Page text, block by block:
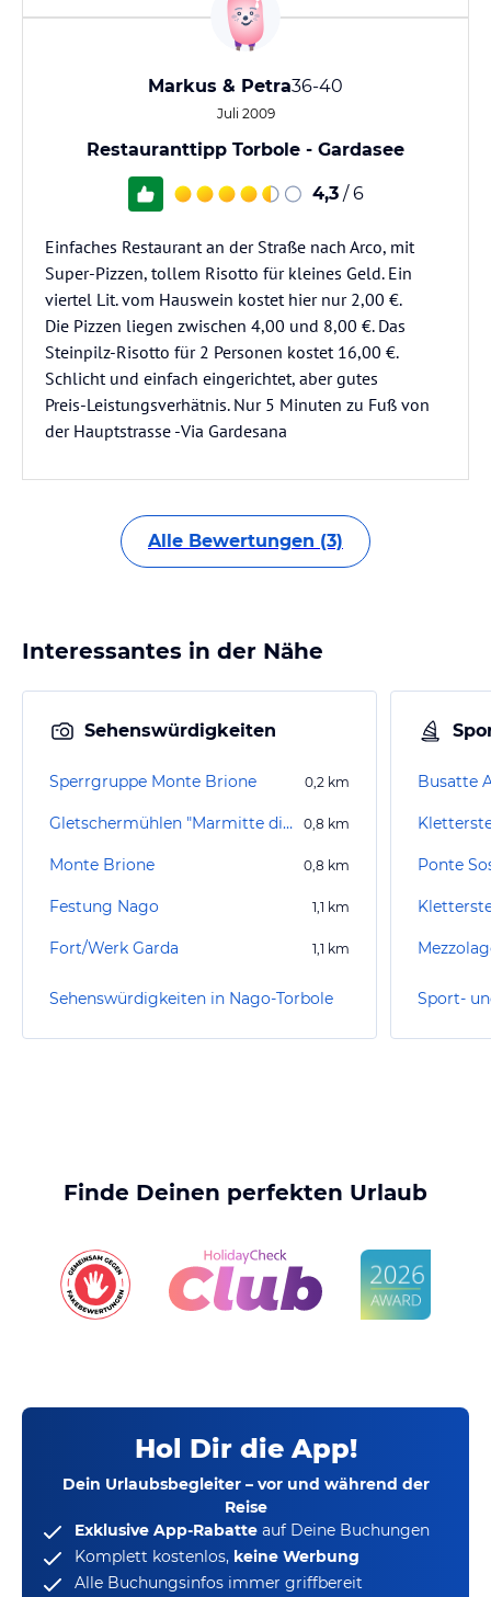
Markus & Petra36-40
Juli 2009
Restauranttipp Torbole - Gardasee
4,3 / 6
Einfaches Restaurant an der Straße nach Arco, mit
Super-Pizzen, tollem Risotto für kleines Geld. Ein
viertel Lit. vom Hauswein kostet hier nur 2,00 €.
Die Pizzen liegen zwischen 4,00 und 8,00 €. Das
Steinpilz-Risotto für 2 Personen kostet 16,00 €.
Schlicht und einfach eingerichtet, aber gutes
Preis-Leistungsverhätnis. Nur 5 Minuten zu Fuß von
der Hauptstrasse -Via Gardesana
Alle Bewertungen (3)
Interessantes in der Nähe
Sehenswürdigkeiten
Sperrgruppe Monte Brione 0,2 km
Gletschermühlen "Marmitte die Giganti" 0,8 km
Monte Brione 0,8 km
Festung Nago 1,1 km
Fort/Werk Garda 1,1 km
Sehenswürdigkeiten in Nago-Torbole
Busatte
Finde Deinen perfekten Urlaub
Hol Dir die App!
Dein Urlaubsbegleiter – vor und während der
Reise
Exklusive App-Rabatte auf Deine Buchungen
Komplett kostenlos, keine Werbung
Alle Buchungsinfos immer griffbereit